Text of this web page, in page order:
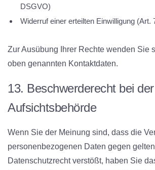
DSGVO)
Widerruf einer erteilten Einwilligung (Art.
Zur Ausübung Ihrer Rechte wenden Sie
oben genannten Kontaktdaten.
13. Beschwerderecht bei der
Aufsichtsbehörde
Wenn Sie der Meinung sind, dass die
personenbezogenen Daten gegen
Datenschutzrecht verstößt, haben Sie